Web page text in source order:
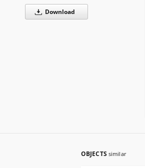
Download
OBJECTS similar